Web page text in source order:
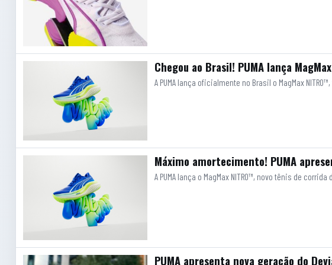
Chegou ao Brasil! PUMA lança
A PUMA lança oficialmente no Brasil o MagMax
Máximo amortecimento! PUMA
A PUMA lança o MagMax NITRO™, novo tênis de
PUMA apresenta nova geração do